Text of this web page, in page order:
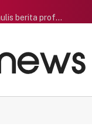
Baik, saya siap untuk tugas ini. Sebagai asisten penulis berita profesional, saya akan memastikan artikel yang dihasilkan orisinal, menarik, dan memenuhi standar jurnalisme modern Indonesia.